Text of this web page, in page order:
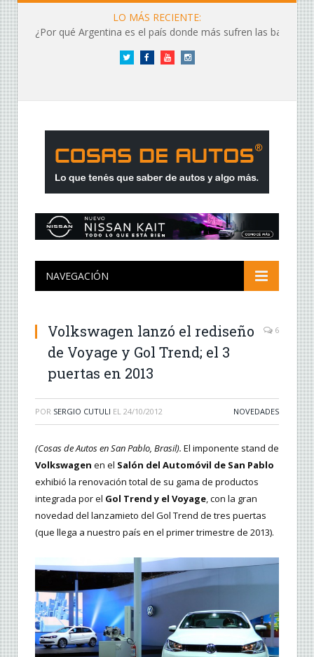
LO MÁS RECIENTE:
¿Por qué Argentina es el país donde más sufren las baterías?
Twitter FacebookYouTubeInstagram
NAVEGACIÓN
Volkswagen lanzó el rediseño
de Voyage y Gol Trend; el 3
puertas en 2013
6
POR SERGIO CUTULI EL 24/10/2012 NOVEDADES
(Cosas de Autos en San Pablo, Brasil). El imponente stand de
Volkswagen en el Salón del Automóvil de San Pablo
exhibió la renovación total de su gama de productos
integrada por el Gol Trend y el Voyage, con la gran
novedad del lanzamieto del Gol Trend de tres puertas
(que llega a nuestro país en el primer trimestre de 2013).